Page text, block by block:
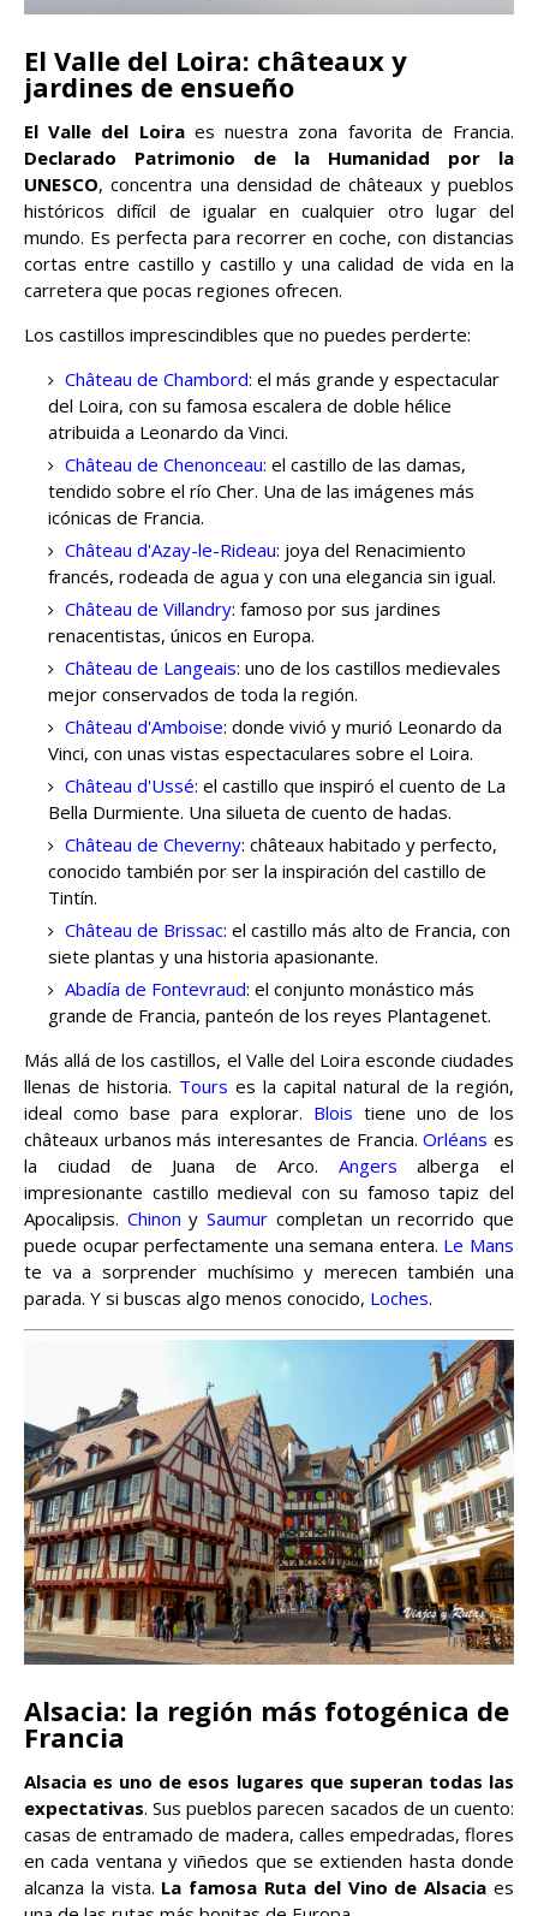
El Valle del Loira: châteaux y
jardines de ensueño
El Valle del Loiraes nuestra zona favorita de Francia.
Declarado Patrimonio de la Humanidad por la
UNESCO, concentra una densidad de châteaux y pueblos
históricos difícil de igualar en cualquier otro lugar del
mundo. Es perfecta para recorrer en coche, con distancias
cortas entre castillo y castillo y una calidad de vida en la
carretera que pocas regiones ofrecen.
Los castillos imprescindibles que no puedes perderte:
Château de Chambord: el más grande y espectacular
del Loira, con su famosa escalera de doble hélice
atribuida a Leonardo da Vinci.
Château de Chenonceau: el castillo de las damas,
tendido sobre el río Cher. Una de las imágenes más
icónicas de Francia.
Château d'Azay-le-Rideau: joya del Renacimiento
francés, rodeada de agua y con una elegancia sin igual.
Château de Villandry: famoso por sus jardines
renacentistas, únicos en Europa.
Château de Langeais: uno de los castillos medievales
mejor conservados de toda la región.
Château d'Amboise: donde vivió y murió Leonardo da
Vinci, con unas vistas espectaculares sobre el Loira.
Château d'Ussé: el castillo que inspiró el cuento de La
Bella Durmiente. Una silueta de cuento de hadas.
Château de Cheverny: châteaux habitado y perfecto,
conocido también por ser la inspiración del castillo de
Tintín.
Château de Brissac: el castillo más alto de Francia, con
siete plantas y una historia apasionante.
Abadía de Fontevraud: el conjunto monástico más
grande de Francia, panteón de los reyes Plantagenet.
Más allá de los castillos, el Valle del Loira esconde ciudades
llenas de historia. Tours es la capital natural de la región,
ideal como base para explorar. Blois tiene uno de los
châteaux urbanos más interesantes de Francia.Orléans es
la ciudad de Juana de Arco. Angers alberga el
impresionante castillo medieval con su famoso tapiz del
Apocalipsis. Chinon ySaumur completan un recorrido que
puede ocupar perfectamente una semana entera. Le Mans
te va a sorprender muchísimo y merecen también una
parada. Y si buscas algo menos conocido, Loches.
Alsacia: la región más fotogénica de
Francia
Alsacia es uno de esos lugares que superan todas las
expectativas. Sus pueblos parecen sacados de un cuento:
casas de entramado de madera, calles empedradas, flores
en cada ventana y viñedos que se extienden hasta donde
alcanza la vista. La famosa Ruta del Vino de Alsacia es